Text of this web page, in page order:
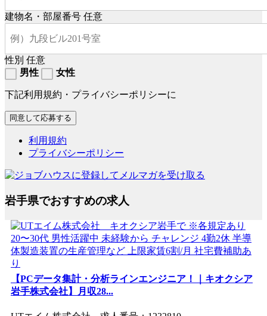
建物名・部屋番号 任意
性別 任意
男性
女性
下記利用規約・プライバシーポリシーに
利用規約
プライバシーポリシー
岩手県でおすすめの求人
【PCデータ集計・分析ラインエンジニア！｜キオクシア
岩手株式会社】月収28...